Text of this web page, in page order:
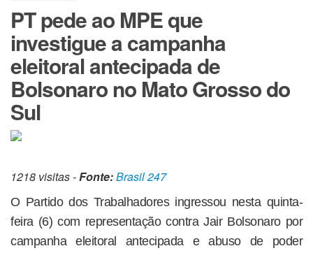
PT pede ao MPE que
investigue a campanha
eleitoral antecipada de
Bolsonaro no Mato Grosso do
Sul
1218 visitas -Fonte:Brasil 247
O Partido dos Trabalhadores ingressou nesta quinta-
feira (6) com representação contra Jair Bolsonaro por
campanha eleitoral antecipada e abuso de poder